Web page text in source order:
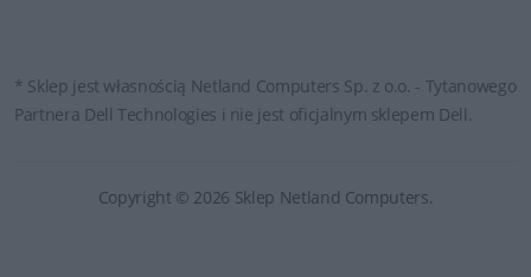
* Sklep jest własnością Netland Computers Sp. z o.o. - Tytanowego
Partnera Dell Technologies i nie jest oficjalnym sklepem Dell.
Copyright © 2026 Sklep Netland Computers.